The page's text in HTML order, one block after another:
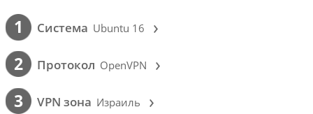
1 Cистема Ubuntu 16 ›
2 Протокол OpenVPN ›
3 VPN зона Израиль ›